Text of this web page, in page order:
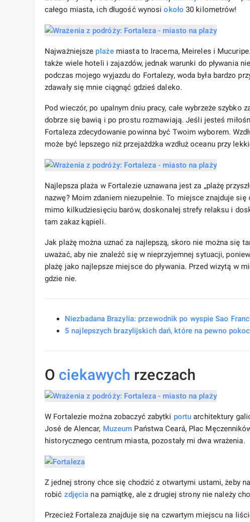
całego miasta, ich długość wynosiokoło 30 kilometrów!
Najważniejsze plażemiasta to Iracema, Meireles i
także wiele hoteli i zajazdów, jednak warunki do pływania
podczas mojego wyjazdu do Fortalezy, woda była bardzo
zdawały się mnie ciągnąć gdzieś daleko.
Pod wieczór, po upalnym dniu pracy, całe wybrzeże szybko
dobrze się bawią i po prostu rozmawiają. Jeśli jesteś
Fortaleza zdecydowanie powinna być Twoim wyborem.
może być lepszego niż przejażdżka wzdłuż oceanu przy
Najlepsza plaża w Fortalezie uznawana jest za „plażę
nazwę? Moim zdaniem niezupełnie. To miejsce znajduje
mimo kilkudziesięciu barów, doskonałej strefy relaksu i
tam zakaz kąpieli.
Jak plażę można uznać za najlepszą, skoro nie można się
uważać, aby nie znaleźć się w nieprzyjemnej sytuacji,
plażę jako najlepsze miejsce do pływania. Przed wizytą w
gdzie nie.
Niezbadana Brazylia: przewodnik po wyspie Sao
5 najlepszych brazylijskich dań, które na pewno
O ciekawych rzeczach
W Fortalezie można zobaczyć zabytki portu architektury
José de Alencar, Muzeum Państwa Ceará, Plac
historycznego centrum miasta, pozostały mi dwa wrażenia.
Z jednej strony chce się chodzić z otwartymi ustami, żeby
robić zdjęcia na pamiątkę, ale z drugiej strony nie należy
Przecież Fortaleza znajduje się na czwartym miejscu na